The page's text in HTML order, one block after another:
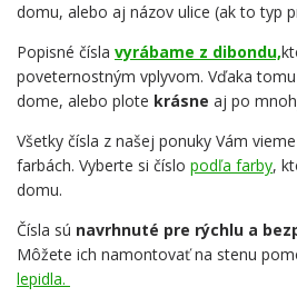
domu, alebo aj názov ulice (ak to typ
Popisné čísla vyrábame z dibondu,
poveternostným vplyvom. Vďaka
dome, alebo plote krásne aj po
Všetky čísla z našej ponuky Vám
farbách. Vyberte si číslo podľa farby,
domu.
Čísla sú navrhnuté pre rýchlu a
Môžete ich namontovať na stenu
lepidla.